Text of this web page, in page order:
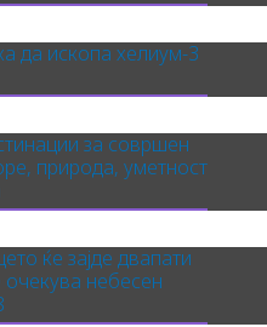
да ископа хелиум-3
за совршен
природа, уметност
ќе зајде двапати
очекува небесен